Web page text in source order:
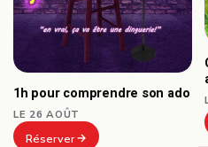
1h pour comprendre son ado
LE 26 AOÛT
Réserver